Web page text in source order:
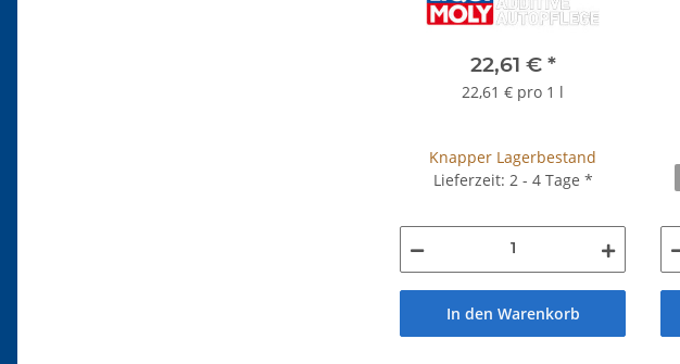
22,61 € *
22,61 € pro 1 l
Knapper Lagerbestand
Lieferzeit: 2 - 4 Tage *
In den Warenkorb